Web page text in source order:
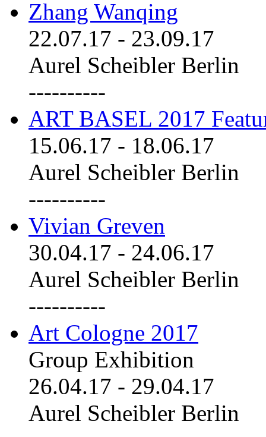
Zhang Wanqing
22.07.17 - 23.09.17
Aurel Scheibler Berlin
----------
ART BASEL 2017
15.06.17 - 18.06.17
Aurel Scheibler Berlin
----------
Vivian Greven
30.04.17 - 24.06.17
Aurel Scheibler Berlin
----------
Art Cologne 2017
Group Exhibition
26.04.17 - 29.04.17
Aurel Scheibler Berlin